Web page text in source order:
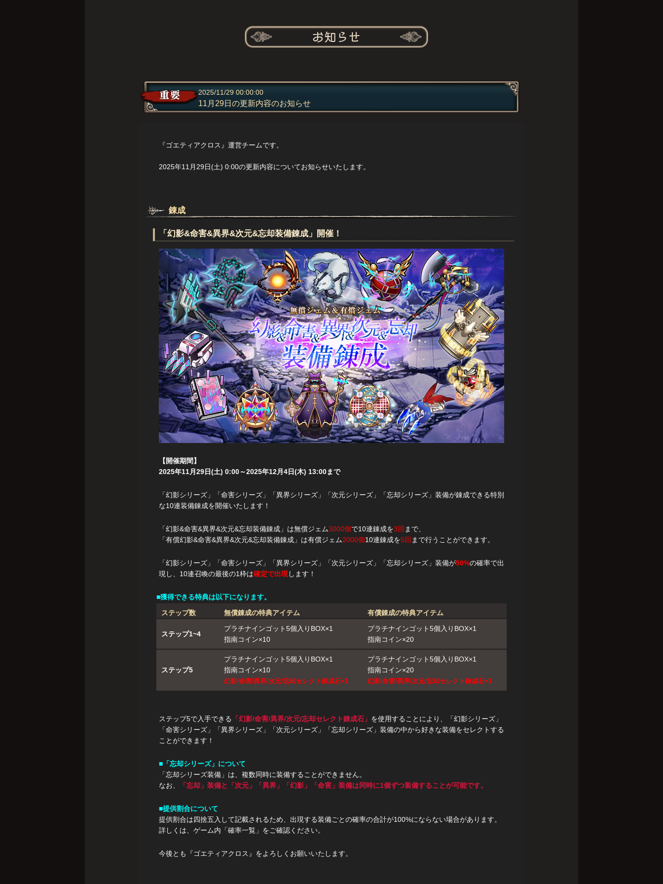
2025/11/29 00:00:00
11月29日の更新内容のお知らせ
『ゴエティアクロス』運営チームです。
2025年11月29日(土) 0:00の更新内容についてお知らせいたします。
錬成
「幻影&命害&異界&次元&忘却装備錬成」開催！
【開催期間】
2025年11月29日(土) 0:00～2025年12月4日(木) 13:00まで
「幻影シリーズ」「命害シリーズ」「異界シリーズ」「次元シリーズ」「忘却シリーズ」装備が錬成できる特別
な10連装備錬成を開催いたします！
「幻影&命害&異界&次元&忘却装備錬成」は無償ジェム3000個で10連錬成を3回 まで、
「有償幻影&命害&異界&次元&忘却装備錬成」は有償ジェム2000個10連錬成を5回 まで行うことができます。
「幻影シリーズ」「命害シリーズ」「異界シリーズ」「次元シリーズ」「忘却シリーズ」装備が50%の確率で出
現し、10連召喚の最後の1枠は確定で出現します！
■獲得できる特典は以下になります。
ステップ数
無償錬成の特典アイテム 有償錬成の特典アイテム
ステップ1~4
プラチナインゴット5個入りBOX×1
指南コイン×10
プラチナインゴット5個入りBOX×1
指南コイン×20
ステップ5
プラチナインゴット5個入りBOX×1
指南コイン×10
幻影/命害/異界/次元/忘却セレクト錬成石×1
プラチナインゴット5個入りBOX×1
指南コイン×20
幻影/命害/異界/次元/忘却セレクト錬成石×1
ステップ5で入手できる 「幻影/命害/異界/次元/忘却セレクト錬成石」 を使用することにより、「幻影シリーズ」
「命害シリーズ」「異界シリーズ」「次元シリーズ」「忘却シリーズ」装備の中から好きな装備をセレクトする
ことができます！
■「忘却シリーズ」について
「忘却シリーズ装備」は、複数同時に装備することができません。
なお、
「忘却」装備と「次元」「異界」「幻影」「命害」装備は同時に1個ずつ装備することが可能です。
■提供割合について
提供割合は四捨五入して記載されるため、出現する装備ごとの確率の合計が100%にならない場合があります。
詳しくは、ゲーム内「確率一覧」をご確認ください。
今後とも『ゴエティアクロス』をよろしくお願いいたします。